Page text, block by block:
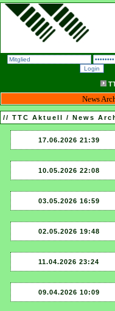
News
// TTC Aktuell / News
17.06.2026 21:39
10.05.2026 22:08
03.05.2026 16:59
02.05.2026 19:48
11.04.2026 23:24
09.04.2026 10:09